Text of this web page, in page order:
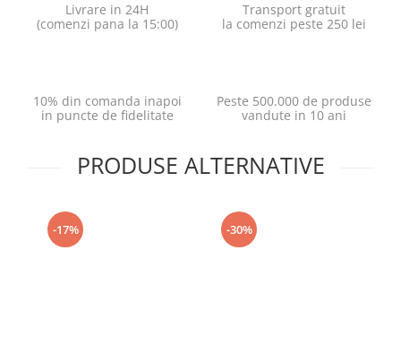
Livrare in 24H
(comenzi pana la 15:00)
Transport gratuit
la comenzi peste 250 lei
10% din comanda inapoi
in puncte de fidelitate
Peste 500.000 de produse
vandute in 10 ani
PRODUSE ALTERNATIVE
-17% -30%